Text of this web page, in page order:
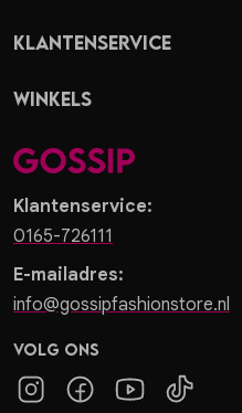
Klantenservice:
0165-726111
E-mailadres:
info@gossipfashionstore.nl
Volg ons
Klantenservice
Winkels